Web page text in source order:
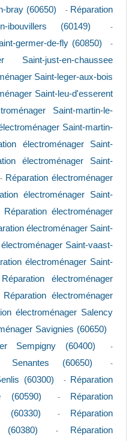
bray (60650)
- Réparation
ibouvillers (60149)
-
germer-de-fly (60850) -
Saint-just-en-chaussee
Saint-leger-aux-bois
Saint-leu-d'esserent
Saint-martin-le-
Saint-martin-
électroménager Saint-
électroménager Saint-
- Réparation électroménager
électroménager Saint-
Réparation électroménager
électroménager Saint-
Saint-vaast-
électroménager Saint-
Réparation électroménager
Réparation électroménager
électroménager Salency
Savignies (60650)
Sempigny (60400) -
Senantes (60650) -
(60300) -
Réparation
(60590)
-
Réparation
(60330)
-
Réparation
(60380)
-
Réparation